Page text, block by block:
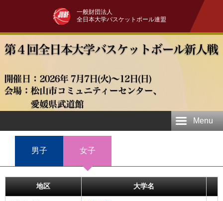
一般財団法人
全日本大学バスケットボール連盟
Menu
男子 女子
地区 大学名